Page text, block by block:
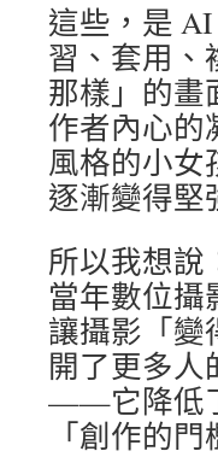
這些，是
習、套用、
那樣」的畫
作者內心的
風格的小女
逐漸變得堅
所以我想說
當年數位攝
讓攝影「變
開了更多人
——它降低
「創作的